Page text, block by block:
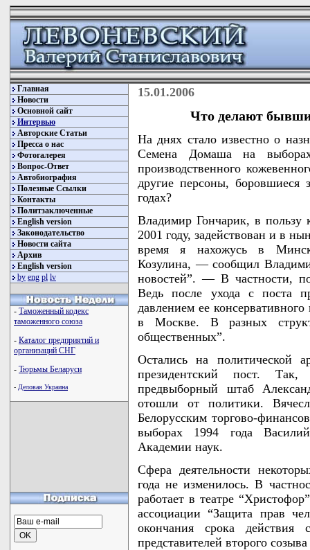
Главная
Новости
Основной сайт
Интервью
Авторские Статьи
Пресса о нас
Фотогалерея
Вопрос-Ответ
Автобиография
Полезные Ссылки
Контакты
Политзаключенные
English version
Законодательство
Новости сайта
Архив
English version
by eng pl lv
- Таможенный кодекс
таможенного союза
- Каталог предприятий и
организаций СНГ
- Тюрьмы Беларуси
- Деловая Украина
15.01.2006
Что делают
На днях стало известно о
Семена Домаша на
производственного
другие персоны, боровшиеся
годах?
Владимир Гончарик, в пользу
2001 году, задействован и в
время я нахожусь в
Козулина, — сообщил
новостей”. — В частности,
Ведь после ухода с поста
давлением ее
в Москве. В разных
общественных”.
Остались на политической
президентский пост. Так,
предвыборный штаб
отошли от политики.
Белорусским торгово-
выборах 1994 года
Академии наук.
Сфера деятельности
года не изменилось. В
работает в театре
ассоциации “Защита прав
окончания срока действия
представителей второго